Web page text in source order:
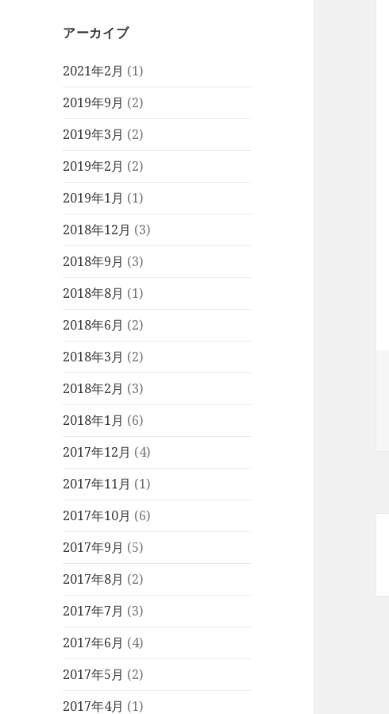
アーカイブ
2021年2月 (1)
2019年9月 (2)
2019年3月 (2)
2019年2月 (2)
2019年1月 (1)
2018年12月 (3)
2018年9月 (3)
2018年8月 (1)
2018年6月 (2)
2018年3月 (2)
2018年2月 (3)
2018年1月 (6)
2017年12月 (4)
2017年11月 (1)
2017年10月 (6)
2017年9月 (5)
2017年8月 (2)
2017年7月 (3)
2017年6月 (4)
2017年5月 (2)
2017年4月 (1)